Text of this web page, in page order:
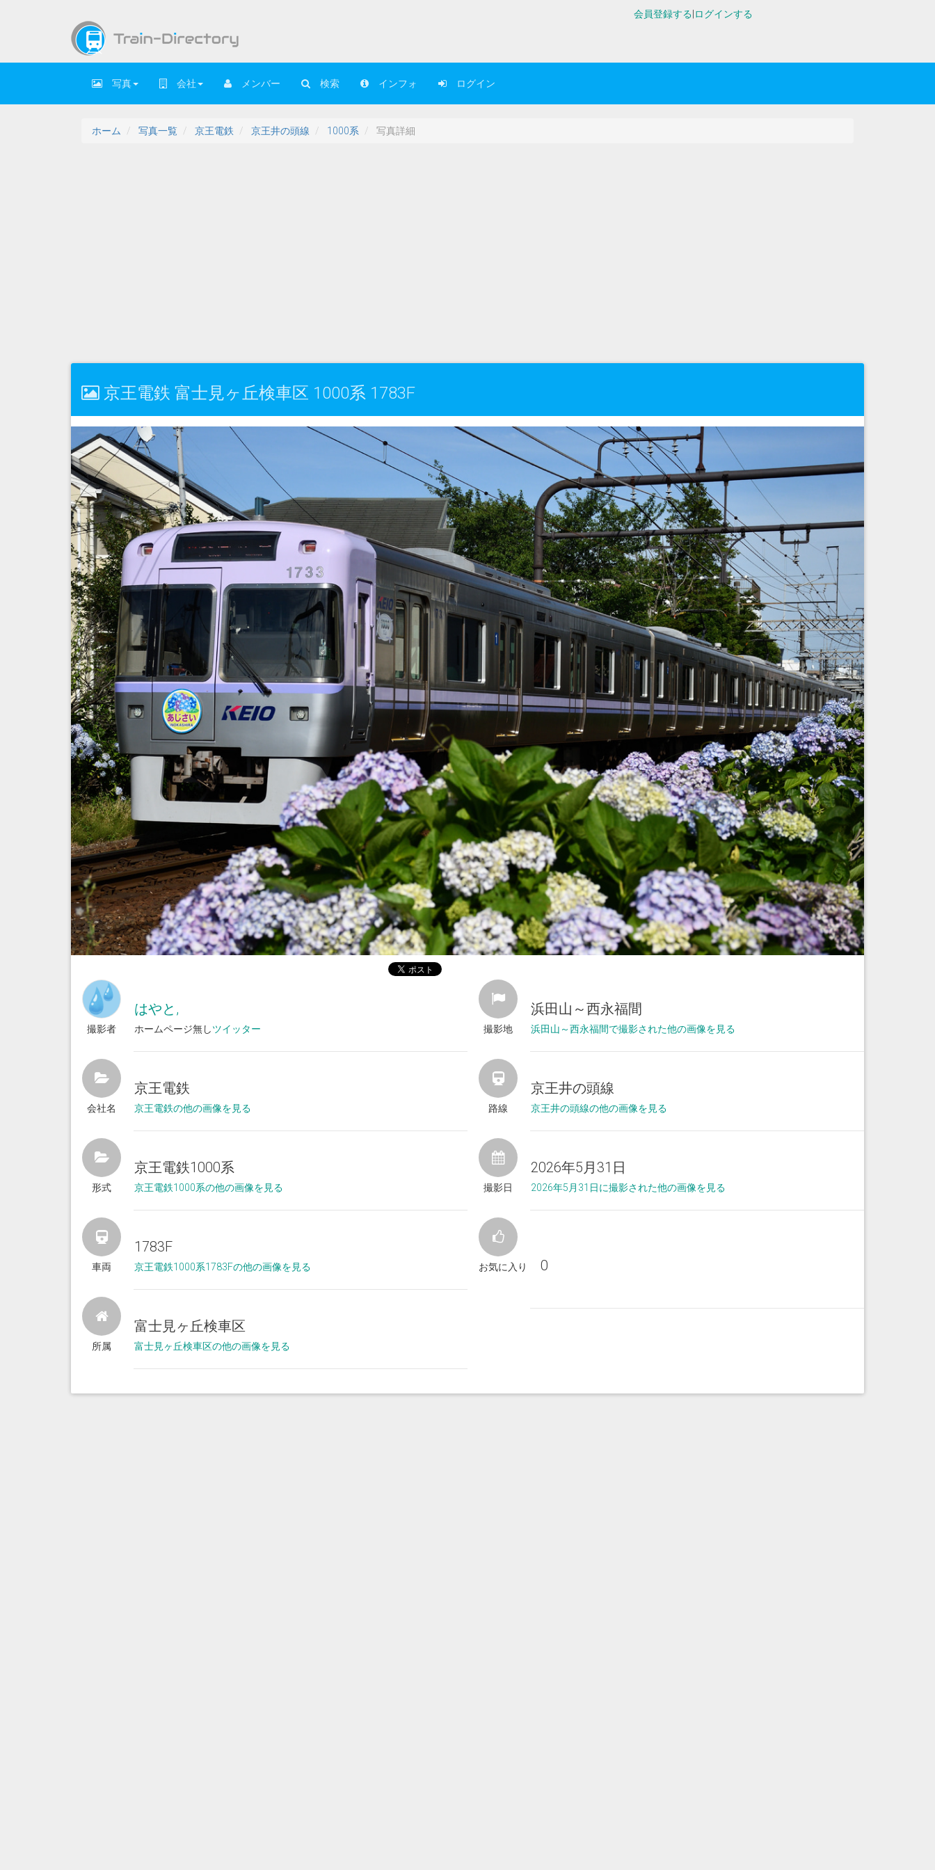
会員登録する ログインする
写真 会社 メンバー 検索 インフォ ログイン
ホーム 写真一覧 京王電鉄 京王井の頭線 1000系 写真詳細
京王電鉄 富士見ヶ丘検車区 1000系 1783F
撮影者
はやと,
ホームページ無しツイッター
会社名
京王電鉄
京王電鉄の他の画像を見る
形式
京王電鉄1000系
京王電鉄1000系の他の画像を見る
車両
1783F
京王電鉄1000系1783Fの他の画像を見る
所属
富士見ヶ丘検車区
富士見ヶ丘検車区の他の画像を見る
撮影地
浜田山～西永福間
浜田山～西永福間で撮影された他の画像を見る
路線
京王井の頭線
京王井の頭線の他の画像を見る
撮影日
2026年5月31日
2026年5月31日に撮影された他の画像を見る
お気に入り 0